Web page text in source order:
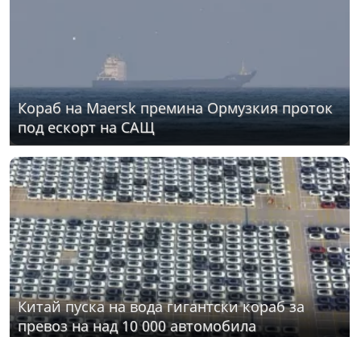
Кораб на Maersk премина Ормузкия проток
под ескорт на САЩ
Китай пуска на вода гигантски кораб за
превоз на над 10 000 автомобила